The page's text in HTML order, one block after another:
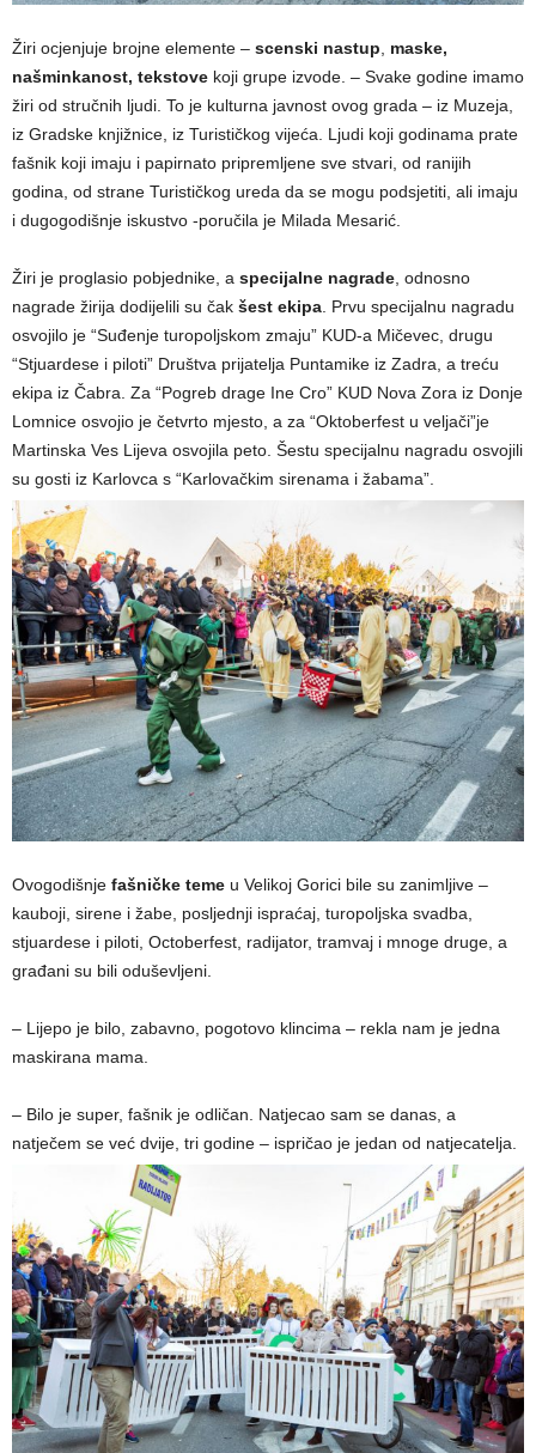
Žiri ocjenjuje brojne elemente – scenski nastup
maske,
našminkanost, tekstove koji grupe izvode. – Svake godine imamo
žiri od stručnih ljudi. To je kulturna javnost ovog grada – iz Muzeja,
iz Gradske knjižnice, iz Turističkog vijeća. Ljudi koji godinama prate
fašnik koji imaju i papirnato pripremljene sve stvari, od ranijih
godina, od strane Turističkog ureda da se mogu podsjetiti, ali imaju
i dugogodišnje iskustvo -poručila je Milada Mesarić.
Žiri je proglasio pobjednike, a specijalne nagrade , odnosno
nagrade žirija dodijelili su čak šest ekipa . Prvu specijalnu nagradu
osvojilo je “Suđenje turopoljskom zmaju” KUD-a Mičevec, drugu
“Stjuardese i piloti” Društva prijatelja Puntamike iz Zadra, a treću
ekipa iz Čabra. Za “Pogreb drage Ine Cro” KUD Nova Zora iz Donje
Lomnice osvojio je četvrto mjesto, a za “Oktoberfest u veljači”je
Martinska Ves Lijeva osvojila peto. Šestu specijalnu nagradu osvojili
su gosti iz Karlovca s “Karlovačkim sirenama i žabama”.
Ovogodišnje fašničke teme u Velikoj Gorici bile su zanimljive –
kauboji, sirene i žabe, posljednji ispraćaj, turopoljska svadba,
stjuardese i piloti, Octoberfest, radijator, tramvaj i mnoge druge, a
građani su bili oduševljeni.
– Lijepo je bilo, zabavno, pogotovo klincima – rekla nam je jedna
maskirana mama.
– Bilo je super, fašnik je odličan. Natjecao sam se danas, a
natječem se već dvije, tri godine – ispričao je jedan od natjecatelja.